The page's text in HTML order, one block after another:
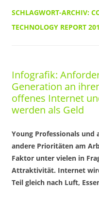
SCHLAGWORT-ARCHIV:
TECHNOLOGY REPORT
Infografik:
Generation an
offenes Internet
werden als Geld
Young Professionals und
andere Prioritäten am
Faktor unter vielen in
Attraktivität. Internet
Teil gleich nach Luft,